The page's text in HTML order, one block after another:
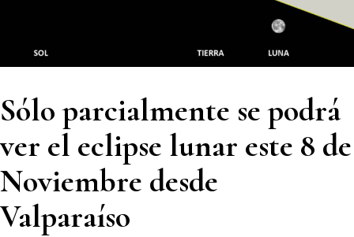
Sólo parcialmente se podrá
ver el eclipse lunar este 8 de
Noviembre desde
Valparaíso